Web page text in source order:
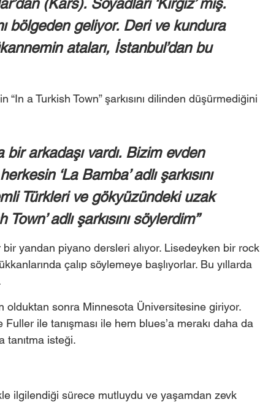
(Kars). Soyadları ‘Kırgız’ mış.
bölgeden geliyor. Deri ve kundura
ataları, İstanbul’dan bu
“In a Turkish Town” şarkısını dilinden düşürmediğini
bir arkadaşı vardı. Bizim evden
‘La Bamba’ adlı şarkısını
Türkleri ve gökyüzündeki uzak
Town’ adlı şarkısını söylerdim”
yandan piyano dersleri alıyor. Lisedeyken bir rock
çalıp söylemeye başlıyorlar. Bu yıllarda
olduktan sonra Minnesota Üniversitesine giriyor.
ile tanışması ile hem blues’a merakı daha da
tanıtma isteği.
ilgilendiği sürece mutluydu ve yaşamdan zevk